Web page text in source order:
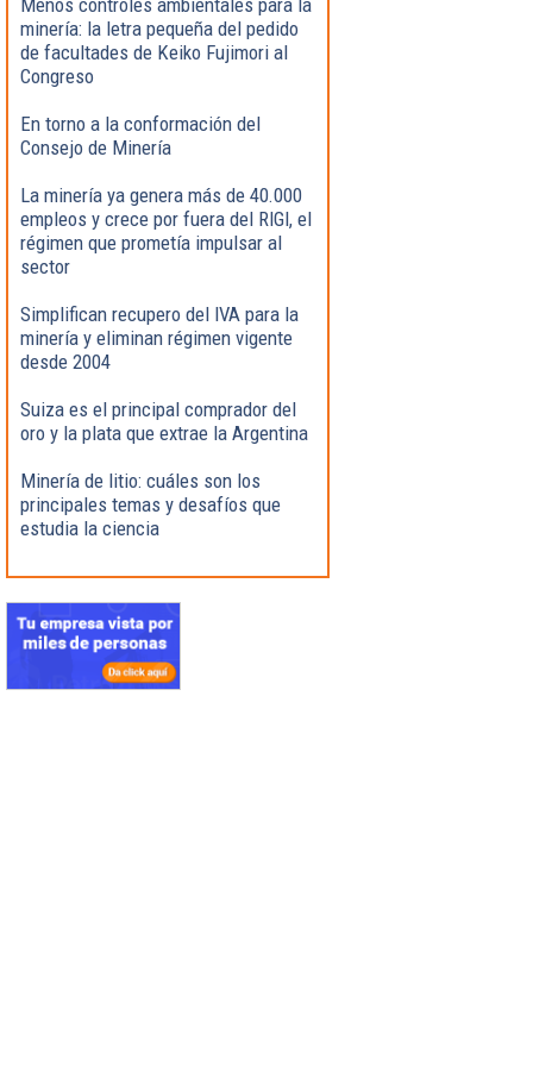
minería: la letra pequeña del pedido
de facultades de Keiko Fujimori al
Congreso
En torno a la conformación del
Consejo de Minería
La minería ya genera más de 40.000
empleos y crece por fuera del RIGI, el
régimen que prometía impulsar al
sector
Simplifican recupero del IVA para la
minería y eliminan régimen vigente
desde 2004
Suiza es el principal comprador del
oro y la plata que extrae la Argentina
Minería de litio: cuáles son los
principales temas y desafíos que
estudia la ciencia